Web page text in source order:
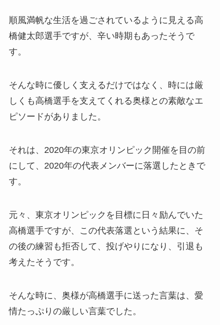
順風満帆な生活を過ごされているように見える高
橋健太郎選手ですが、辛い時期もあったそうで
す。
そんな時に優しく支えるだけではなく、時には厳
しくも高橋選手を支えてくれる奥様との素敵なエ
ピソードがありました。
それは、2020年の東京オリンピック開催を目の前
にして、2020年の代表メンバーに落選したときで
す。
元々、東京オリンピックを目標に日々励んでいた
高橋選手ですが、この代表落選という結果に、そ
の後の練習も拒否して、投げやりになり、引退も
考えたそうです。
そんな時に、奥様が高橋選手に送った言葉は、愛
情たっぷりの厳しい言葉でした。